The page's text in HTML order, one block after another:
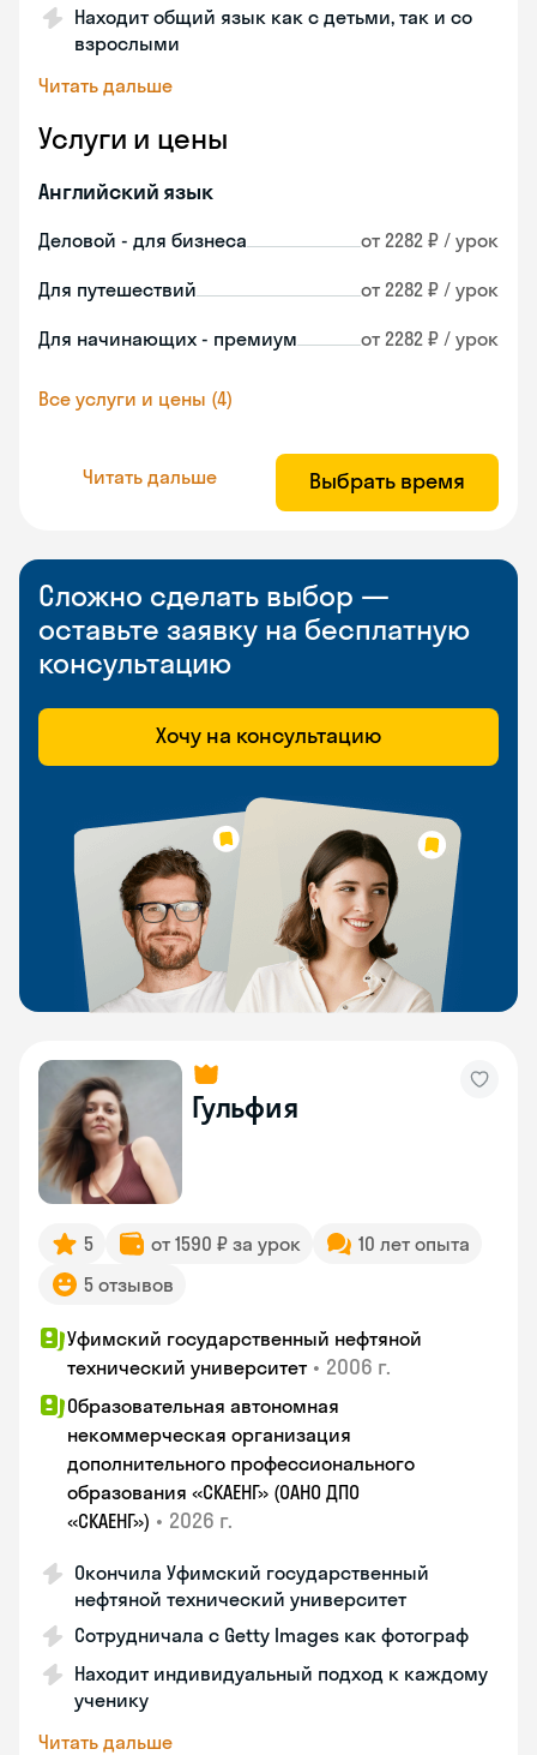
Находит общий язык как с детьми, так и со
взрослыми
Читать дальше
Услуги и цены
Английский язык
Деловой - для бизнеса от 2282 ₽ / урок
Для путешествий от 2282 ₽ / урок
Для начинающих - премиум от 2282 ₽ / урок
Все услуги и цены (4)
Читать дальше Выбрать время
Сложно сделать выбор —
оставьте заявку на бесплатную
консультацию
Хочу на консультацию
Гульфия
5 от 1590 ₽ за урок
10 лет опыта
5 отзывов
Уфимский государственный нефтяной
технический университет • 2006 г.
Образовательная автономная
некоммерческая организация
дополнительного профессионального
образования «СКАЕНГ» (ОАНО ДПО
«СКАЕНГ») • 2026 г.
Окончила Уфимский государственный
нефтяной технический университет
Сотрудничала с Getty Images как фотограф
Находит индивидуальный подход к каждому
ученику
Читать дальше